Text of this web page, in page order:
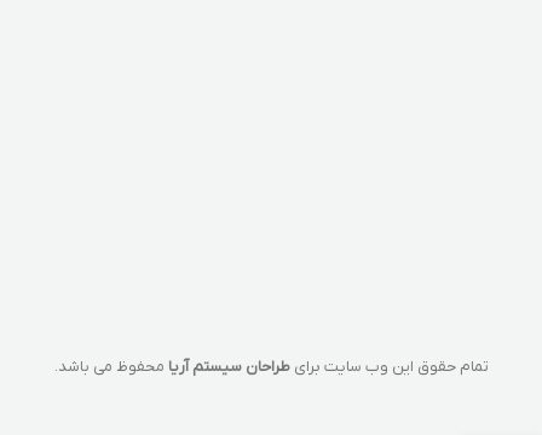
تمام حقوق این وب سایت برایطراحان سیستم آریا محفوظ می باشد.